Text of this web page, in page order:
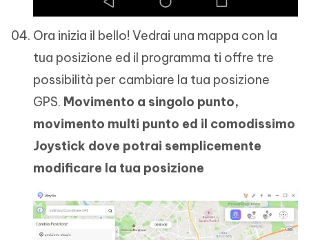
Ora inizia il bello! Vedrai una mappa con la
tua posizione ed il programma ti offre tre
possibilità per cambiare la tua posizione
GPS. Movimento a singolo punto,
movimento multi punto ed il comodissimo
Joystick dove potrai semplicemente
modificare la tua posizione